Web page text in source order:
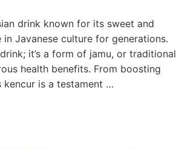
drink known for its sweet and
Javanese culture for generations.
it’s a form of jamu, or traditional
health benefits. From boosting
is a testament …